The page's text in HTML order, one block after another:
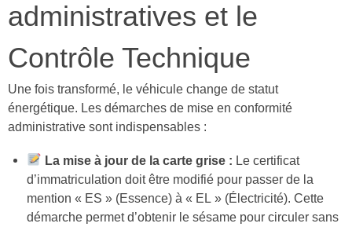
administratives et le
Contrôle Technique
Une fois transformé, le véhicule change de statut
énergétique. Les démarches de mise en conformité
administrative sont indispensables :
La mise à jour de la carte grise : Le certificat
d’immatriculation doit être modifié pour passer de la
mention « ES » (Essence) à « EL » (Électricité). Cette
démarche permet d’obtenir le sésame pour circuler sans